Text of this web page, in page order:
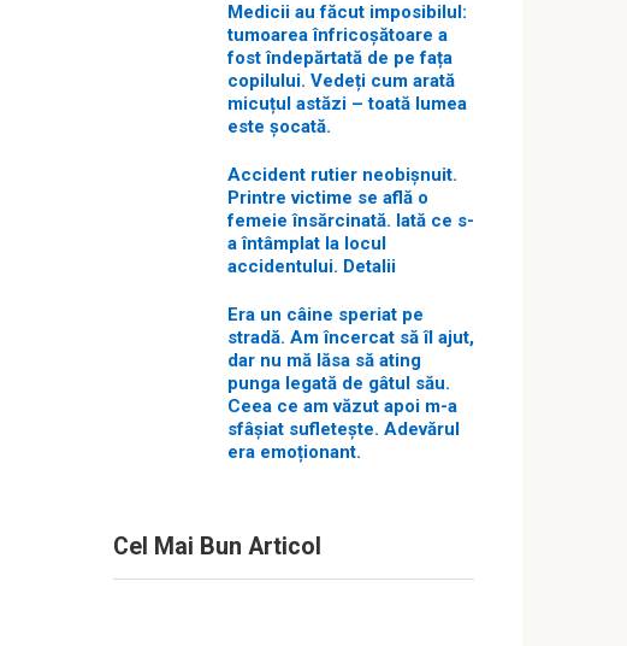
Medicii au făcut imposibilul:
tumoarea înfricoșătoare a
fost îndepărtată de pe fața
copilului. Vedeți cum arată
micuțul astăzi – toată lumea
este șocată.
Accident rutier neobișnuit.
Printre victime se află o
femeie însărcinată. Iată ce s-
a întâmplat la locul
accidentului. Detalii
Era un câine speriat pe
stradă. Am încercat să îl ajut,
dar nu mă lăsa să ating
punga legată de gâtul său.
Ceea ce am văzut apoi m-a
sfâșiat sufletește. Adevărul
era emoționant.
Cel Mai Bun Articol